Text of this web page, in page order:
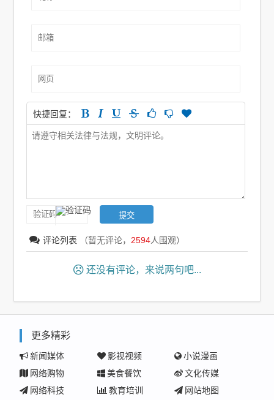
快捷回复：
评论列表 （暂无评论， 2594人围观）
还没有评论，来说两句吧...
更多精彩
新闻媒体 影视视频
小说漫画
网络购物
美食餐饮
文化传媒
网络科技
教育培训 网站地图